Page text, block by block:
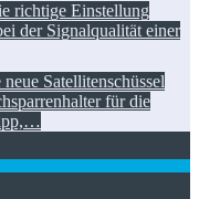
richtige Einstellung
der Signalqualität einer
Satellitenschüssel
für die